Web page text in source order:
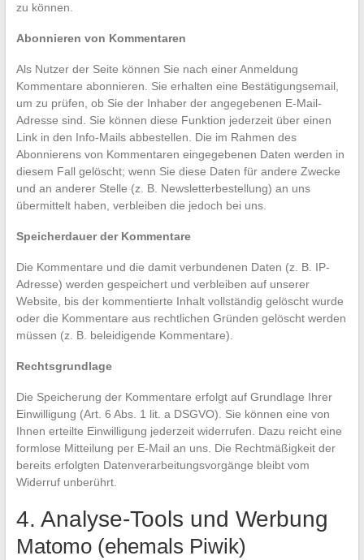
zu können.
Abonnieren von Kommentaren
Als Nutzer der Seite können Sie nach einer Anmeldung
Kommentare abonnieren. Sie erhalten eine Bestätigungsemail,
um zu prüfen, ob Sie der Inhaber der angegebenen E-Mail-
Adresse sind. Sie können diese Funktion jederzeit über einen
Link in den Info-Mails abbestellen. Die im Rahmen des
Abonnierens von Kommentaren eingegebenen Daten werden in
diesem Fall gelöscht; wenn Sie diese Daten für andere Zwecke
und an anderer Stelle (z. B. Newsletterbestellung) an uns
übermittelt haben, verbleiben die jedoch bei uns.
Speicherdauer der Kommentare
Die Kommentare und die damit verbundenen Daten (z. B. IP-
Adresse) werden gespeichert und verbleiben auf unserer
Website, bis der kommentierte Inhalt vollständig gelöscht wurde
oder die Kommentare aus rechtlichen Gründen gelöscht werden
müssen (z. B. beleidigende Kommentare).
Rechtsgrundlage
Die Speicherung der Kommentare erfolgt auf Grundlage Ihrer
Einwilligung (Art. 6 Abs. 1 lit. a DSGVO). Sie können eine von
Ihnen erteilte Einwilligung jederzeit widerrufen. Dazu reicht eine
formlose Mitteilung per E-Mail an uns. Die Rechtmäßigkeit der
bereits erfolgten Datenverarbeitungsvorgänge bleibt vom
Widerruf unberührt.
4. Analyse-Tools und Werbung
Matomo (ehemals Piwik)